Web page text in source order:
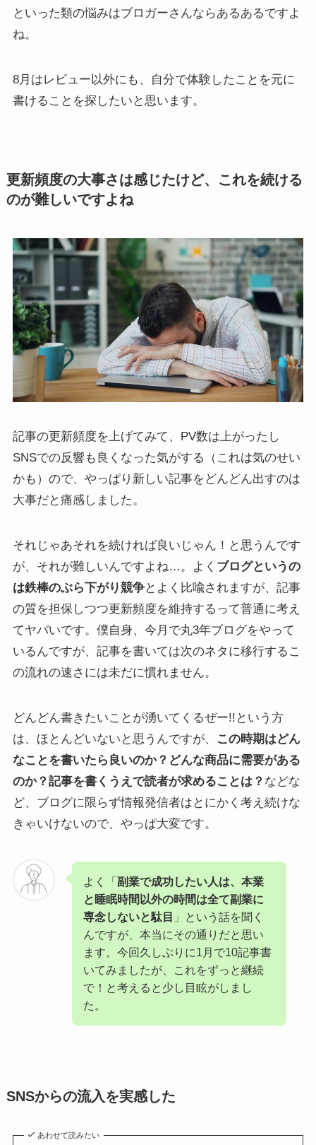
といった類の悩みはブロガーさんならあるあるですよ
ね。
8月はレビュー以外にも、自分で体験したことを元に
書けることを探したいと思います。
更新頻度の大事さは感じたけど、これを続ける
のが難しいですよね
記事の更新頻度を上げてみて、PV数は上がったし
SNSでの反響も良くなった気がする（これは気のせい
かも）ので、やっぱり新しい記事をどんどん出すのは
大事だと痛感しました。
それじゃあそれを続ければ良いじゃん！と思うんです
が、それが難しいんですよね…。よく ブログというの
は鉄棒のぶら下がり競争とよく比喩されますが、記事
の質を担保しつつ更新頻度を維持するって普通に考え
てヤバいです。僕自身、今月で丸3年ブログをやって
いるんですが、記事を書いては次のネタに移行するこ
の流れの速さには未だに慣れません。
どんどん書きたいことが湧いてくるぜー!!という方
は、ほとんどいないと思うんですが、
この時期はどん
なことを書いたら良いのか？どんな商品に需要がある
のか？記事を書くうえで読者が求めることは？ などな
ど、ブログに限らず情報発信者はとにかく考え続けな
きゃいけないので、やっぱ大変です。
よく「副業で成功したい人は、本業
と睡眠時間以外の時間は全て副業に
専念しないと駄目 」という話を聞く
んですが、本当にその通りだと思い
ます。今回久しぶりに1月で10記事書
いてみましたが、これをずっと継続
で！と考えると少し目眩がしまし
た。
SNSからの流入を実感した
あわせて読みたい